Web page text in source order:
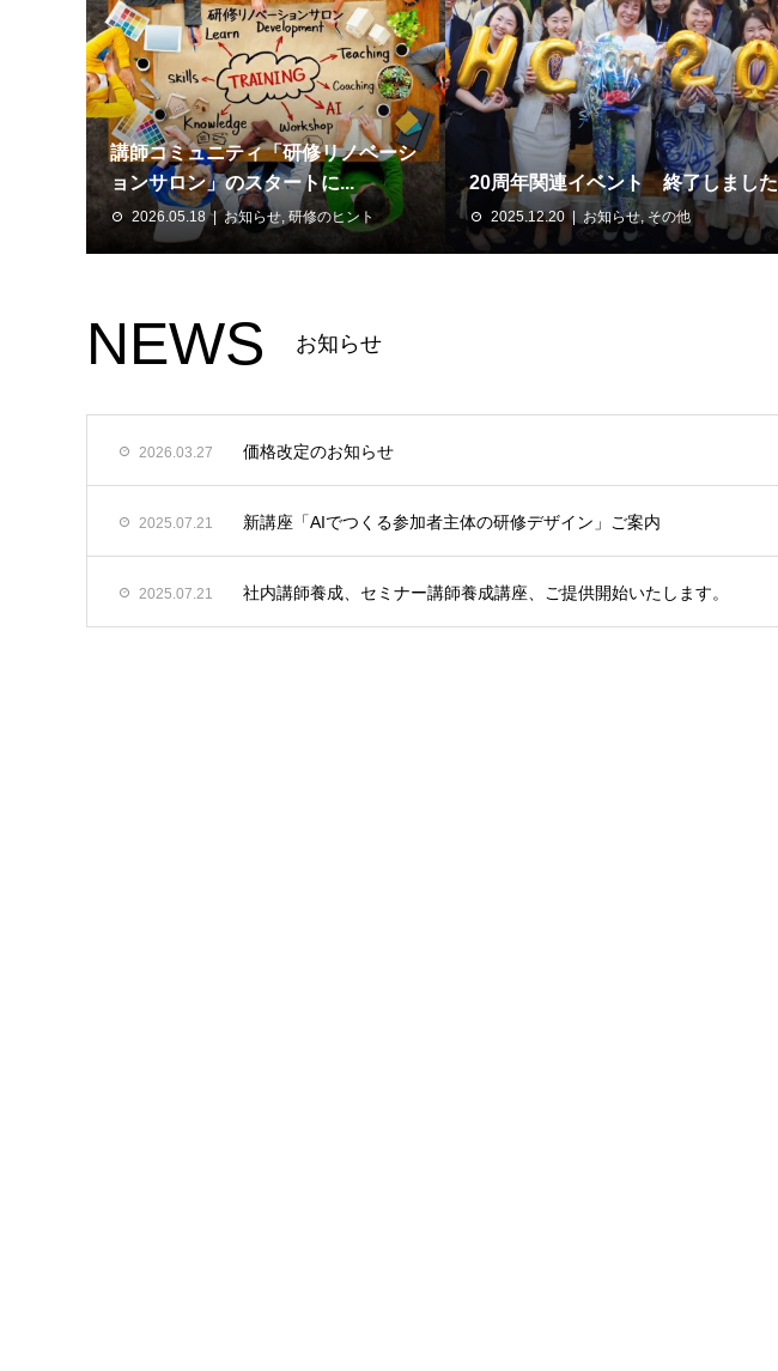
講師コミュニティ「研修リノベーシ
ョンサロン」のスタートに...
2026.05.18 お知らせ 研修のヒント
20周年関連イベント 終了しました
2025.12.20 お知らせ その他
NEWS お知らせ
2026.03.27 価格改定のお知らせ
2025.07.21 新講座「AIでつくる参加者主体の研修デザイン」ご案内
2025.07.21 社内講師養成、セミナー講師養成講座、ご提供開始いたします。